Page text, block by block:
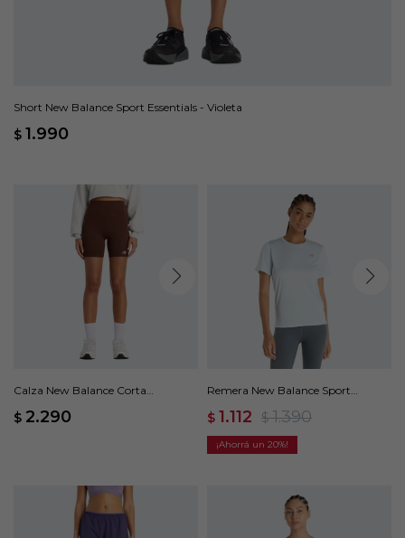
Short New Balance Sport Essentials - Violeta
$ 1.990
Calza New Balance Corta
$ 2.290
Remera New Balance Sport
$ 1.112 $ 1.390
20